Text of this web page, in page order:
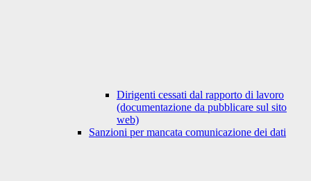
Dirigenti cessati dal rapporto di lavoro
(documentazione da pubblicare sul sito
web)
Sanzioni per mancata comunicazione dei dati